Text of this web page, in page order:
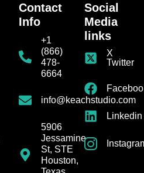
Contact
Info
+1
(866)
478-
6664
info@keachstudio.com
5906
Jessamine
St, STE
Houston,
Social
Media
links
X
Twitter
Linkedin